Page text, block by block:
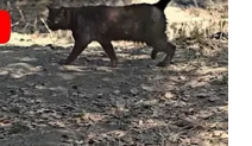
Partenkirchen
Bergen Deutschlands,
, mehreren gewaltigen